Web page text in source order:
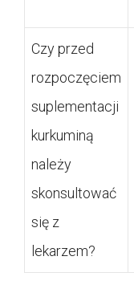
Czy przed
rozpoczęciem
suplementacji
kurkuminą
należy
skonsultować
się z
lekarzem?